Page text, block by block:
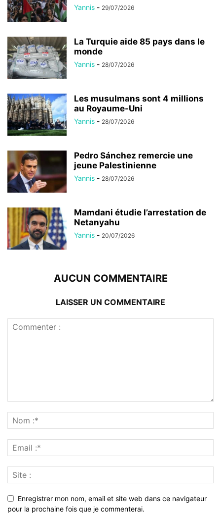
Yannis - 29/07/2026
La Turquie aide 85 pays dans le
monde
Yannis - 28/07/2026
Les musulmans sont 4 millions
au Royaume-Uni
Yannis - 28/07/2026
Pedro Sánchez remercie une
jeune Palestinienne
Yannis - 28/07/2026
Mamdani étudie l’arrestation de
Netanyahu
Yannis - 20/07/2026
AUCUN COMMENTAIRE
LAISSER UN COMMENTAIRE
Enregistrer mon nom, email et site web dans ce navigateur
pour la prochaine fois que je commenterai.